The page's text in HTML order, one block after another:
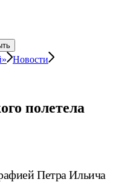
Новости
полетела
Петра Ильича